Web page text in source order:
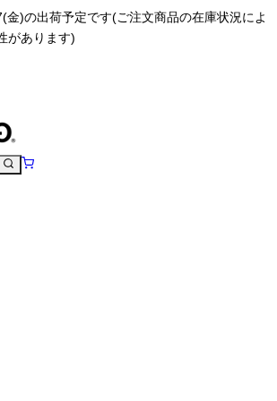
金)の出荷予定です(ご注文商品の在庫状況によ
があります)